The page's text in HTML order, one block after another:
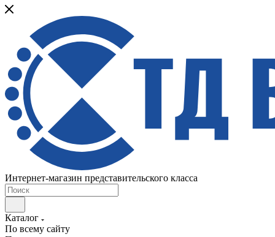
Интернет-магазин представительского класса
Каталог
По всему сайту